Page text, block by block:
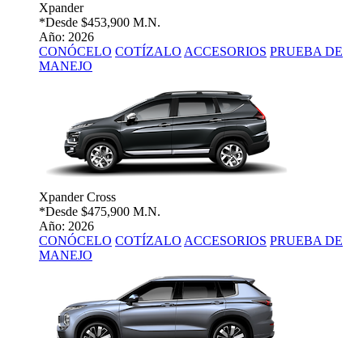
Xpander
*Desde $453,900 M.N.
Año: 2026
CONÓCELO COTÍZALO ACCESORIOS PRUEBA DE
MANEJO
Xpander Cross
*Desde $475,900 M.N.
Año: 2026
CONÓCELO COTÍZALO ACCESORIOS PRUEBA DE
MANEJO